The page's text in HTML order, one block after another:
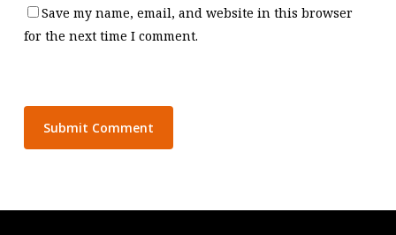
Save my name, email, and website in this browser
for the next time I comment.